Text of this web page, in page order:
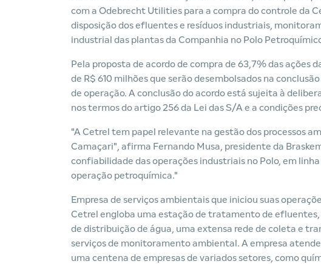
com a Odebrecht Utilities para a compra do controle da
disposição dos efluentes e resíduos industriais,
industrial das plantas da Companhia no Polo
Pela proposta de acordo de compra de 63,7% das ações
de R$ 610 milhões que serão desembolsados na
de operação. A conclusão do acordo está sujeita à
nos termos do artigo 256 da Lei das S/A e a condições
"A Cetrel tem papel relevante na gestão dos processos
Camaçari", afirma Fernando Musa, presidente da
confiabilidade das operações industriais no Polo, em
operação petroquímica."
Empresa de serviços ambientais que iniciou suas
Cetrel engloba uma estação de tratamento de
de distribuição de água, uma extensa rede de coleta e
serviços de monitoramento ambiental. A empresa
uma centena de empresas de variados setores, como